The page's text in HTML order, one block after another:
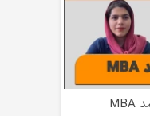
مصاحبه با رتبه ۱۳ کنکور ارشد MBA